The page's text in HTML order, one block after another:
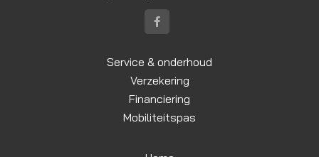
Service & onderhoud
Verzekering
Financiering
Mobiliteitspas